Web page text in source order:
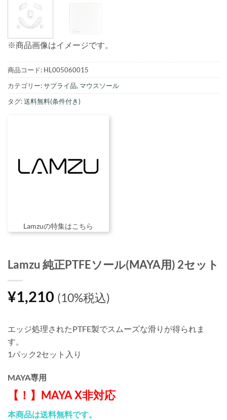
※商品画像はイメージです。
商品コード: HL005060015
カテゴリー:サプライ品, マウスソール
タグ:送料無料(条件付き)
Lamzuの特集はこちら
Lamzu 純正PTFEソール(MAYA用) 2セット
¥1,210 (10%税込)
エッジ処理されたPTFE製でスムーズな滑りが得られま
す。
1パック2セット入り
MAYA専用
【！】MAYA X非対応
本商品は送料無料です。